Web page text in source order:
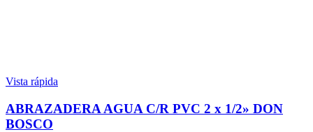
Vista rápida
ABRAZADERA AGUA C/R PVC 2 x 1/2» DON
BOSCO